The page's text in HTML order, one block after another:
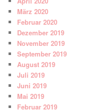
März 2020
Februar 2020
Dezember 2019
November 2019
September 2019
August 2019
Juli 2019
Juni 2019
Mai 2019
Februar 2019